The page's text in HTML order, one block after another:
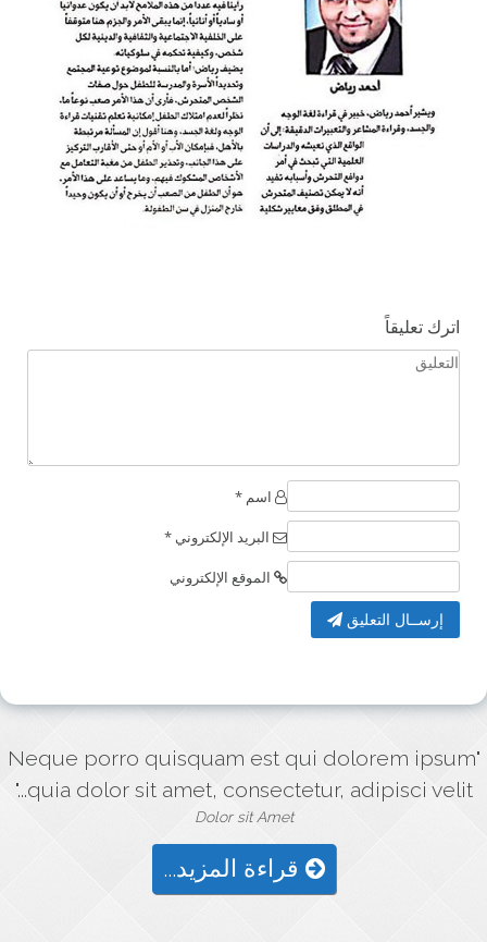
اترك تعليقاً
اسم *
البريد الإلكتروني *
الموقع الإلكتروني
إرســال التعليق
"Neque porro quisquam est qui dolorem ipsum
quia dolor sit amet, consectetur, adipisci velit..."
Dolor sit Amet
قراءة المزيد...